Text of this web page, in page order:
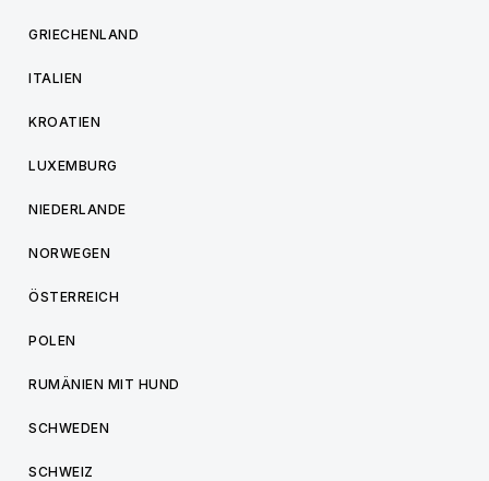
GRIECHENLAND
ITALIEN
KROATIEN
LUXEMBURG
NIEDERLANDE
NORWEGEN
ÖSTERREICH
POLEN
RUMÄNIEN MIT HUND
SCHWEDEN
SCHWEIZ